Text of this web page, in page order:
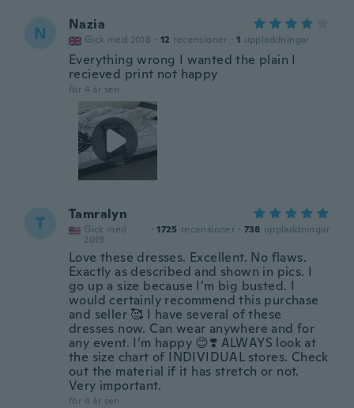
N Nazia
Gick med 2018 · 12 recensioner · 1 uppladdningar
Everything wrong I wanted the plain I
recieved print not happy
för 4 år sen
T Tamralyn
Gick med
2019
· 1725 recensioner · 738 uppladdningar
Love these dresses. Excellent. No flaws.
Exactly as described and shown in pics. I
go up a size because I’m big busted. I
would certainly recommend this purchase
and seller 🥰 I have several of these
dresses now. Can wear anywhere and for
any event. I’m happy 😊❣️ ALWAYS look at
the size chart of INDIVIDUAL stores. Check
out the material if it has stretch or not.
Very important.
för 4 år sen